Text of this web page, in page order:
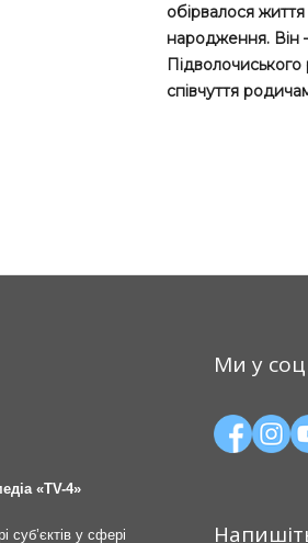
обірвалося
народження. Він
співчуття
«TV-4»
суб’єктів у сфері
Ми у